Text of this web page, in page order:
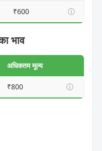
₹600 ⓘ
भाव
अधिकतम मूल्य
₹800 ⓘ